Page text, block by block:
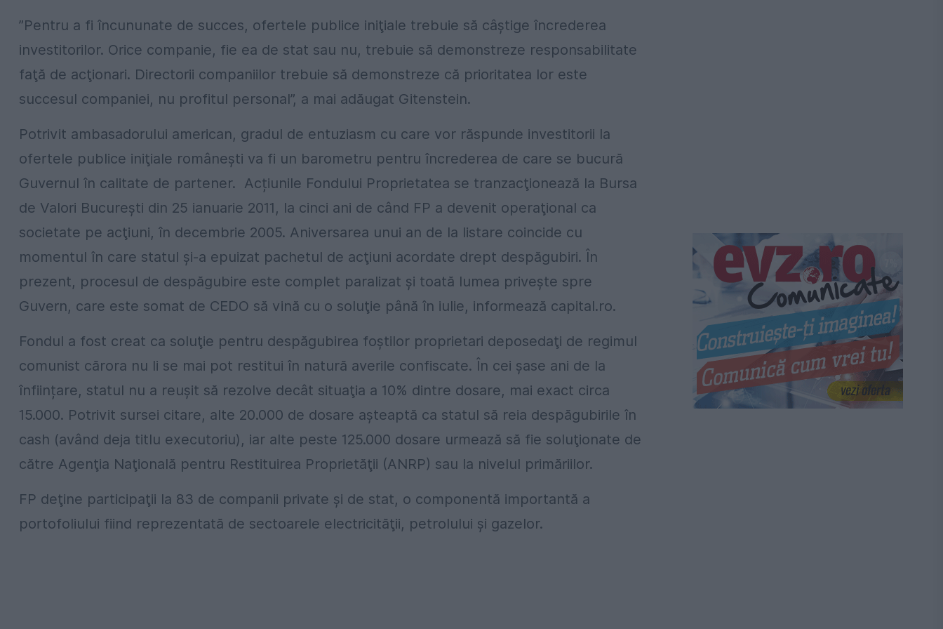
”Pentru a fi încununate de succes, ofertele publice iniţiale trebuie să câştige încrederea
investitorilor. Orice companie, fie ea de stat sau nu, trebuie să demonstreze responsabilitate
faţă de acţionari. Directorii companiilor trebuie să demonstreze că prioritatea lor este
succesul companiei, nu profitul personal”, a mai adăugat Gitenstein.
Potrivit ambasadorului american, gradul de entuziasm cu care vor răspunde investitorii la
ofertele publice iniţiale româneşti va fi un barometru pentru încrederea de care se bucură
Guvernul în calitate de partener. Acțiunile Fondului Proprietatea se tranzacţionează la Bursa
de Valori Bucureşti din 25 ianuarie 2011, la cinci ani de când FP a devenit operaţional ca
societate pe acţiuni, în decembrie 2005. Aniversarea unui an de la listare coincide cu
momentul în care statul şi-a epuizat pachetul de acţiuni acordate drept despăgubiri. În
prezent, procesul de despăgubire este complet paralizat şi toată lumea priveşte spre
Guvern, care este somat de CEDO să vină cu o soluţie până în iulie, informează capital.ro.
Fondul a fost creat ca soluţie pentru despăgubirea foştilor proprietari deposedaţi de regimul
comunist cărora nu li se mai pot restitui în natură averile confiscate. În cei șase ani de la
înființare, statul nu a reuşit să rezolve decât situaţia a 10% dintre dosare, mai exact circa
15.000. Potrivit sursei citare, alte 20.000 de dosare aşteaptă ca statul să reia despăgubirile în
cash (având deja titlu executoriu), iar alte peste 125.000 dosare urmează să fie soluţionate de
către Agenţia Naţională pentru Restituirea Proprietăţii (ANRP) sau la nivelul primăriilor.
FP deţine participaţii la 83 de companii private şi de stat, o componentă importantă a
portofoliului fiind reprezentată de sectoarele electricităţii, petrolului şi gazelor.